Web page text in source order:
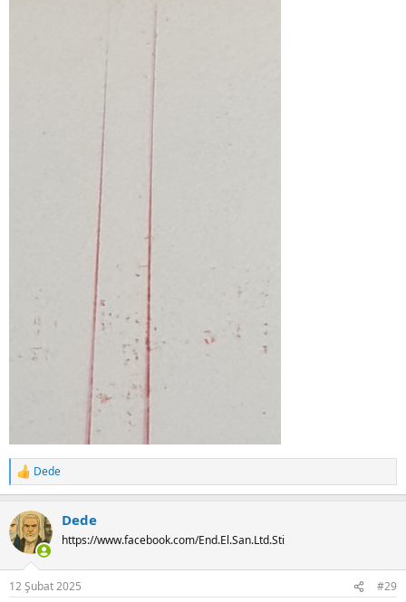
R
e
c
t
i
s
Dede
Dede
https://www.facebook.com/End.El.San.Ltd.Sti
12 Şubat 2025 #29